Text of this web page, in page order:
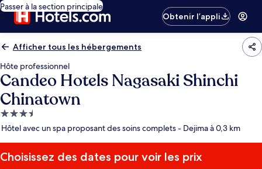
Passer à la section principale
Obtenir l’appli
Afficher tous les hébergements
Hôte professionnel
Candeo Hotels Nagasaki Shinchi
Chinatown
Hébergement
3.5 étoiles
Hôtel avec un spa proposant des soins complets - Dejima à 0,3 km
Choisissez des dates pour voir les prix